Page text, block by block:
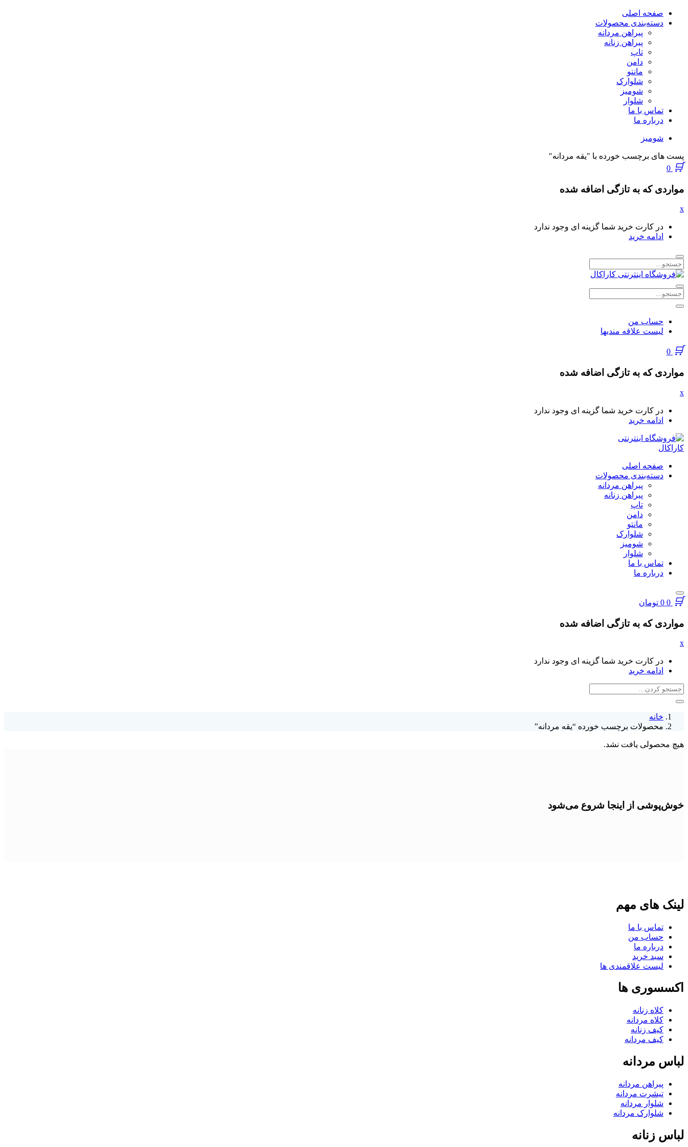
صفحه اصلی
دسته‌بندی محصولات
پیراهن مردانه
پیراهن زنانه
تاپ
دامن
مانتو
شلوارک
شومیز
شلوار
تماس با ما
درباره ما
شومیز
پست های برچسب خورده با "یقه مردانه"
0
مواردی که به تازگی اضافه شده
x
در کارت خرید شما گزینه ای وجود ندارد
ادامه خرید
حساب من
لیست علاقه مندیها
0
مواردی که به تازگی اضافه شده
x
در کارت خرید شما گزینه ای وجود ندارد
ادامه خرید
صفحه اصلی
دسته‌بندی محصولات
پیراهن مردانه
پیراهن زنانه
تاپ
دامن
مانتو
شلوارک
شومیز
شلوار
تماس با ما
درباره ما
0
0 تومان
مواردی که به تازگی اضافه شده
x
در کارت خرید شما گزینه ای وجود ندارد
ادامه خرید
خانه
محصولات برچسب خورده “یقه مردانه”
هیچ محصولی یافت نشد.
خوش‌پوشی از اینجا شروع می‌شود
لینک های مهم
تماس با ما
حساب من
درباره ما
سبد خرید
لیست علاقمندی ها
اکسسوری ها
کلاه زنانه
کلاه مردانه
کیف زنانه
کیف مردانه
لباس مردانه
پیراهن مردانه
تیشرت مردانه
شلوار مردانه
شلوارک مردانه
لباس زنانه